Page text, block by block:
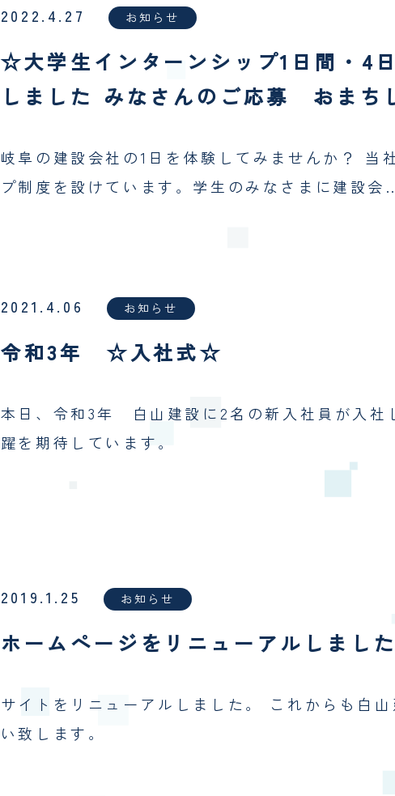
2022.4.27 お知らせ
☆大学生インターンシップ1日間・4
しました みなさんのご応募 おまち
岐阜の建設会社の1日を体験してみませんか？ 当
プ制度を設けています。学生のみなさまに建設会
2021.4.06 お知らせ
令和3年 ☆入社式☆
本日、令和3年 白山建設に2名の新入社員が入社
躍を期待しています。
2019.1.25 お知らせ
ホームページをリニューアルしました
サイトをリニューアルしました。 これからも白
い致します。